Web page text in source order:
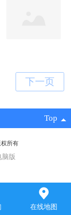
Top
所有
脑版
在线地图